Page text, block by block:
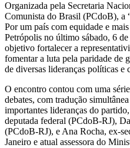
Organizada pela Secretaria
Comunista do Brasil (PCdoB), a
Por um país com equidade e
Petrópolis no último sábado, 6
objetivo fortalecer a
fomentar a luta pela paridade de
de diversas lideranças políticas e
O encontro contou com uma
debates, com tradução
importantes lideranças do
deputada federal (PCdoB-RJ),
(PCdoB-RJ), e Ana Rocha, ex-
Janeiro e atual assessora do